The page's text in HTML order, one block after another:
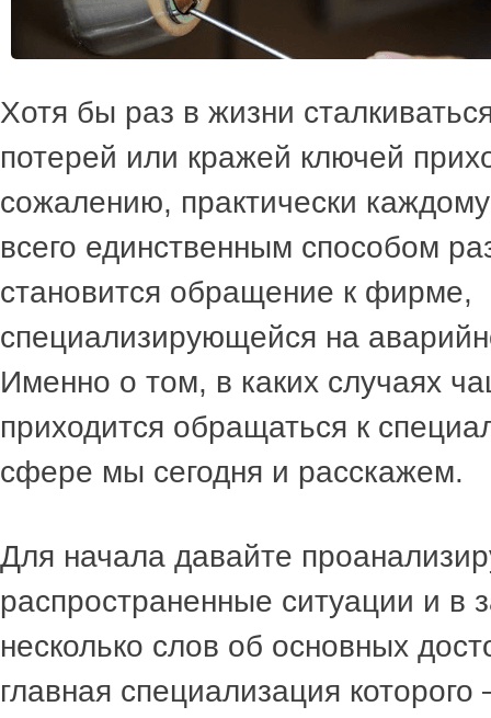
Хотя бы раз в жизни
потерей или кражей ключей
сожалению, практически
всего единственным способом
становится обращение к фирме,
специализирующейся на
Именно о том, в каких случаях
приходится обращаться к
сфере мы сегодня и расскажем.
Для начала давайте
распространенные ситуации и в
несколько слов об основных
главная специализация